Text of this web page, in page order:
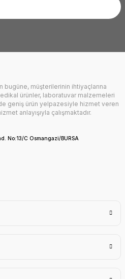
pahalı.
olmalı.
Gönder
bugüne, müşterilerinin ihtiyaçlarına
ürünler, laboratuvar malzemeleri
geniş ürün yelpazesiyle hizmet veren
anlayışıyla çalışmaktadır.
No:13/C Osmangazi/BURSA